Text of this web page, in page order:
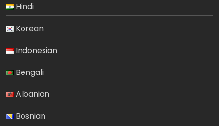
Hindi
Korean
Indonesian
Bengali
Albanian
Bosnian